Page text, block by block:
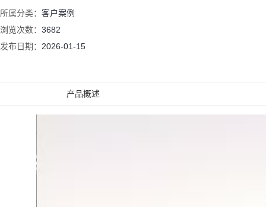
所属分类： 客户案例
浏览次数： 3682
发布日期： 2026-01-15
产品概述